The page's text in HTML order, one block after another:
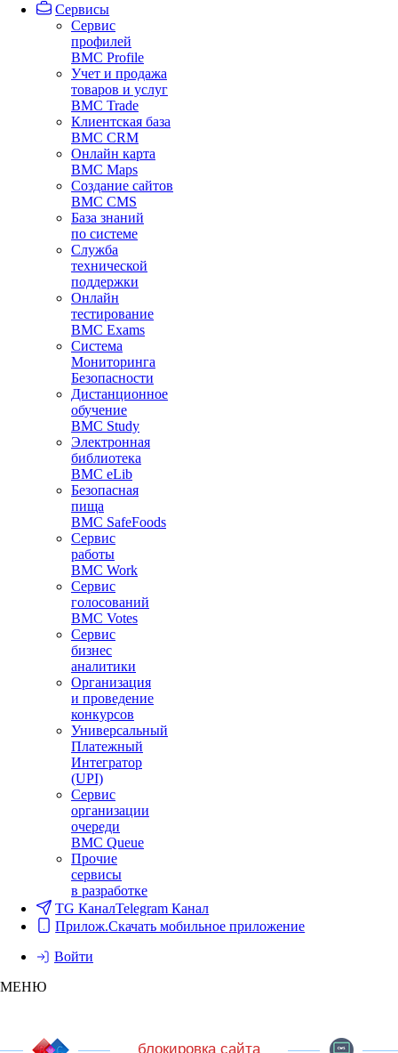
Сервисы
Сервис
профилей
BMC Profile
Учет и продажа
товаров и услуг
BMC Trade
Клиентская база
BMC CRM
Онлайн карта
BMC Maps
Создание сайтов
BMC CMS
База знаний
по системе
Служба
технической
поддержки
Онлайн
тестирование
BMC Exams
Система
Мониторинга
Безопасности
Дистанционное
обучение
BMC Study
Электронная
библиотека
BMC eLib
Безопасная
пища
BMC SafeFoods
Сервис
работы
BMC Work
Сервис
голосований
BMC Votes
Сервис
бизнес
аналитики
Организация
и проведение
конкурсов
Универсальный
Платежный
Интегратор
(UPI)
Сервис
организации
очереди
BMC Queue
Прочие
сервисы
в разработке
TG КаналTelegram Канал
Прилож.Скачать мобильное приложение
Войти
МЕНЮ
блокировка сайта